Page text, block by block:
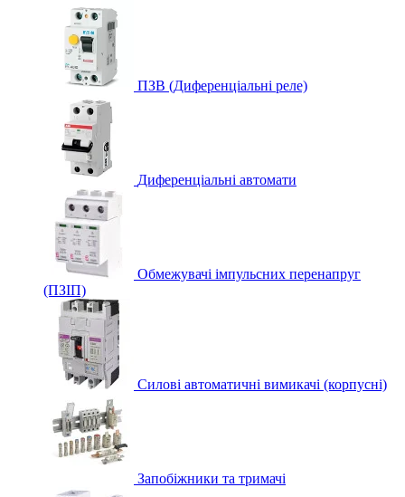
ПЗВ (Диференціальні реле)
Диференціальні автомати
Обмежувачі імпульсних перенапруг
(ПЗІП)
Силові автоматичні вимикачі (корпусні)
Запобіжники та тримачі